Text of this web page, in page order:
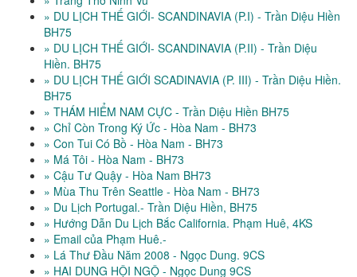
» DU LỊCH THẾ GIỚI- SCANDINAVIA (P.I) - Trần Diệu Hiền
BH75
» DU LỊCH THẾ GIỚI- SCANDINAVIA (P.II) - Trần Diệu
Hiền. BH75
» DU LỊCH THẾ GIỚI SCADINAVIA (P. III) - Trần Diệu Hiền.
BH75
» THÁM HIỂM NAM CỰC - Trần Diệu Hiền BH75
» Chỉ Còn Trong Ký Ức - Hòa Nam - BH73
» Con Tui Có Bồ - Hòa Nam - BH73
» Má Tôi - Hòa Nam - BH73
» Cậu Tư Quậy - Hòa Nam BH73
» Mùa Thu Trên Seattle - Hòa Nam - BH73
» Du Lịch Portugal.- Trần Diệu Hiền, BH75
» Hướng Dẫn Du Lịch Bắc California. Phạm Huê, 4KS
» Email của Phạm Huê.-
» Lá Thư Đầu Năm 2008 - Ngọc Dung. 9CS
» HAI DUNG HỘI NGỘ - Ngọc Dung 9CS